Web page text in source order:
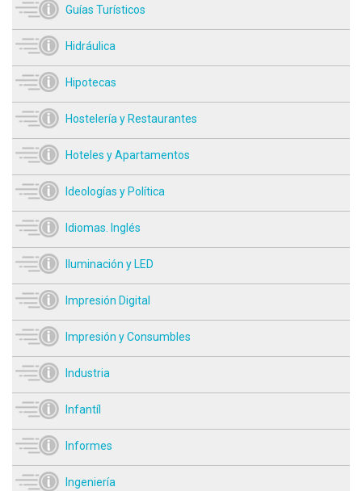
Guías Turísticos
Hidráulica
Hipotecas
Hostelería y Restaurantes
Hoteles y Apartamentos
Ideologías y Política
Idiomas. Inglés
Iluminación y LED
Impresión Digital
Impresión y Consumbles
Industria
Infantíl
Informes
Ingeniería